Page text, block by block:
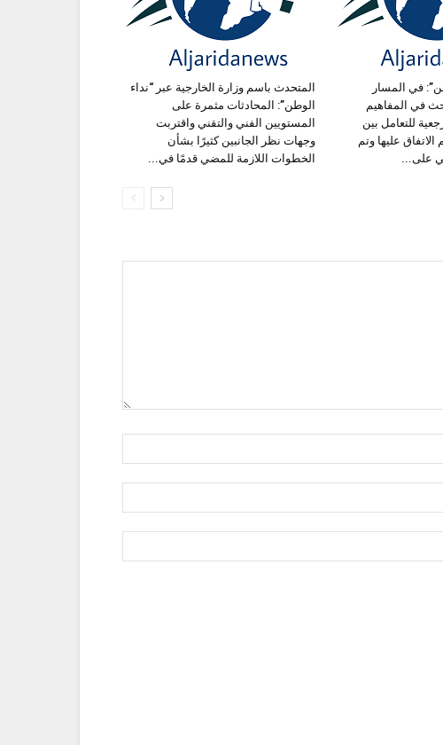
المتحدث باسم وزارة الخارجية عبر “نداء
الوطن”: المحادثات مثمرة على
المستويين الفني والتقني واقتربت
وجهات نظر الجانبين كثيرًا بشأن
الخطوات اللازمة للمضي قدمًا في...
في المسار
في المفاهيم
للتعامل بين
الاتفاق عليها وتم
على...